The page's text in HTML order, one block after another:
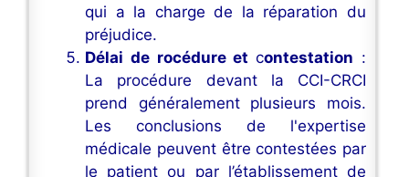
qui a la charge de la réparation du
préjudice.
Délai de rocédure etcontestation :
La procédure devant la CCI-CRCI
prend généralement plusieurs mois.
Les conclusions de l'expertise
médicale peuvent être contestées par
le patient ou par l’établissement de